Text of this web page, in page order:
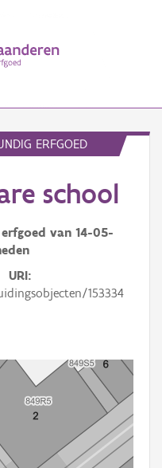
ERFGOED
school
van 14-05-
URI
153334